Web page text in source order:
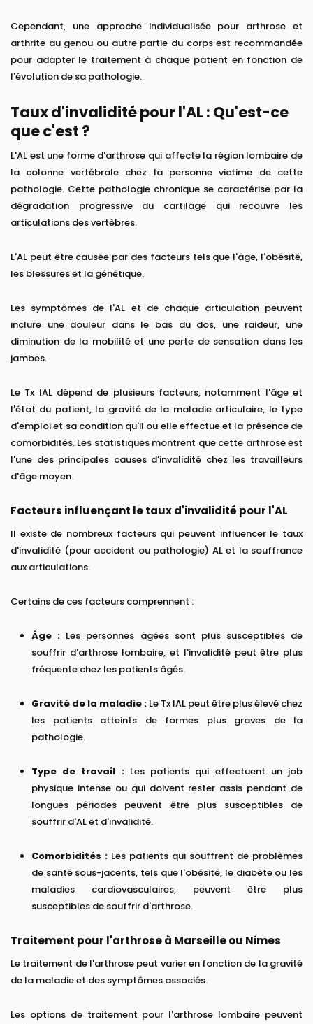
Cependant, une approche individualisée pour arthrose et
arthrite au genou ou autre partie du corps est recommandée
pour adapter le traitement à chaque patient en fonction de
l'évolution de sa pathologie.
Taux d'invalidité pour l'AL : Qu'est-ce
que c'est ?
L'AL est une forme d'arthrose qui affecte la région lombaire de
la colonne vertébrale chez la personne victime de cette
pathologie. Cette pathologie chronique se caractérise par la
dégradation progressive du cartilage qui recouvre les
articulations des vertèbres.
L'AL peut être causée par des facteurs tels que l'âge, l'obésité,
les blessures et la génétique.
Les symptômes de l'AL et de chaque articulation peuvent
inclure une douleur dans le bas du dos, une raideur, une
diminution de la mobilité et une perte de sensation dans les
jambes.
Le Tx IAL dépend de plusieurs facteurs, notamment l'âge et
l'état du patient, la gravité de la maladie articulaire, le type
d'emploi et sa condition qu'il ou elle effectue et la présence de
comorbidités. Les statistiques montrent que cette arthrose est
l'une des principales causes d'invalidité chez les travailleurs
d'âge moyen.
Facteurs influençant le taux d'invalidité pour l'AL
Il existe de nombreux facteurs qui peuvent influencer le taux
d'invalidité (pour accident ou pathologie) AL et la souffrance
aux articulations.
Certains de ces facteurs comprennent :
Âge : Les personnes âgées sont plus susceptibles de
souffrir d'arthrose lombaire, et l'invalidité peut être plus
fréquente chez les patients âgés.
Gravité de la maladie : Le Tx IAL peut être plus élevé chez
les patients atteints de formes plus graves de la
pathologie.
Type de travail :Les patients qui effectuent un job
physique intense ou qui doivent rester assis pendant de
longues périodes peuvent être plus susceptibles de
souffrir d'AL et d'invalidité.
Comorbidités : Les patients qui souffrent de problèmes
de santé sous-jacents, tels que l'obésité, le diabète ou les
maladies cardiovasculaires, peuvent être plus
susceptibles de souffrir d'arthrose.
Traitement pour l'arthrose à Marseille ou Nimes
Le traitement de l'arthrose peut varier en fonction de la gravité
de la maladie et des symptômes associés.
Les options de traitement pour l'arthrose lombaire peuvent